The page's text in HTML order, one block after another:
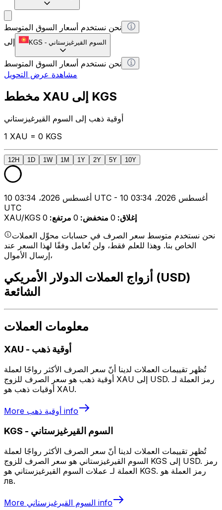
نحن نستخدم أسعار السوق المتوسط
إلى
KGS - السوم القيرغيزستاني
نحن نستخدم أسعار السوق المتوسط
مشاهدة عرض التحويل
مخطط XAU إلى KGS
أوقية ذهب إلى السوم القيرغيزستاني
1 XAU = 0 KGS
12H 1D 1W 1M 1Y 2Y 5Y 10Y
10 أغسطس 2026، 03:34 UTC - 10 أغسطس 2026، 03:34
UTC
XAU/KGS
إغلاق:
0 منخفض:
0 مرتفع:
0
نحن نستخدم متوسط سعر الصرف في حسابات محوِّل العملات
الخاص بنا. وهذا للعلم فقط، ولن تُعامل وفقًا لهذا السعر عند
إرسال الأموال،
أزواج العملات الدولار الأمريكي (USD)
الشائعة
معلومات العملات
XAU - أوقية ذهب
تُظهر تقييمات العملات لدينا أنّ سعر الصرف الأكثر رواجًا لعملة
أوقية ذهب هو سعر الصرف للزوج XAU إلى USD. رمز العملة لـ
أوقيات ذهب هو XAU.
More أوقية ذهب info
KGS - السوم القيرغيزستاني
تُظهر تقييمات العملات لدينا أنّ سعر الصرف الأكثر رواجًا لعملة
السوم القيرغيزستاني هو سعر الصرف للزوج KGS إلى USD. رمز
العملة لـ عملات السوم القيرغيزستاني هو KGS. رمز العملة هو
лв.
More السوم القيرغيزستاني info